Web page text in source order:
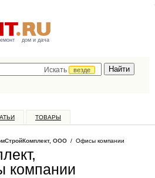
дом и дача
Искать
везде
ТОВАРЫ
ООО / Офисы компании